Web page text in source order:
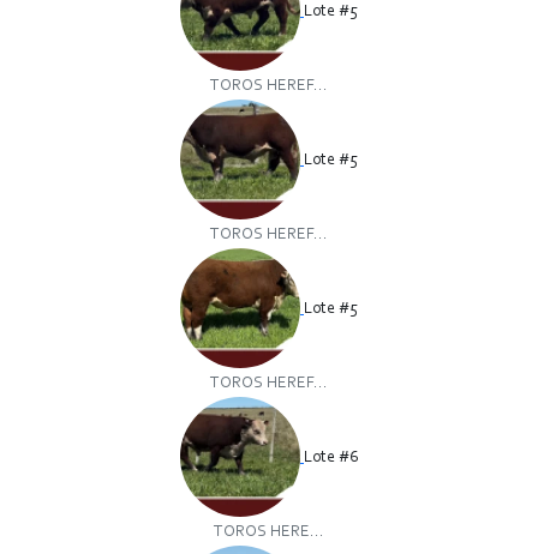
Lote #5
TOROS HEREF...
Lote #5
TOROS HEREF...
Lote #5
TOROS HEREF...
Lote #6
TOROS HERE...